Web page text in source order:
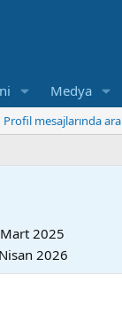
Medya
Profil mesajlarında ara
2025
2026